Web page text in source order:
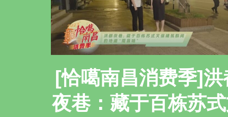
[恰噶南昌消费季]洪
夜巷：藏于百栋苏